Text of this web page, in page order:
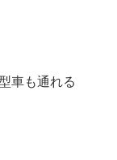
車も通れる